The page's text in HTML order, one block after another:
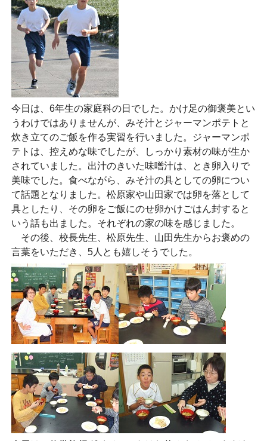
今日は、6年生の家庭科の日でした。かけ足の御褒美とい
うわけではありませんが、みそ汁とジャーマンポテトと
炊き立てのご飯を作る実習を行いました。ジャーマンポ
テトは、控えめな味でしたが、しっかり素材の味が生か
されていました。出汁のきいた味噌汁は、とき卵入りで
美味でした。食べながら、みそ汁の具としての卵につい
て話題となりました。松原家や山田家では卵を落として
具としたり、その卵をご飯にのせ卵かけごはん封すると
いう話も出ました。それぞれの家の味を感じました。
その後、校長先生、松原先生、山田先生からお褒めの
言葉をいただき、5人とも嬉しそうでした。